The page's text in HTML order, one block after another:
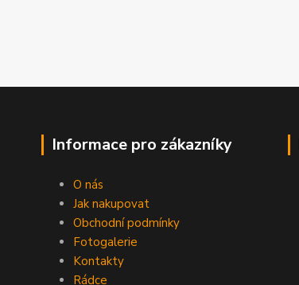
Informace pro zákazníky
O nás
Jak nakupovat
Obchodní podmínky
Fotogalerie
Kontakty
Rádce